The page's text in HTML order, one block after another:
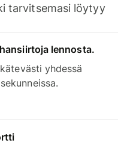
tarvitsemasi löytyy
lennosta.
yhdessä